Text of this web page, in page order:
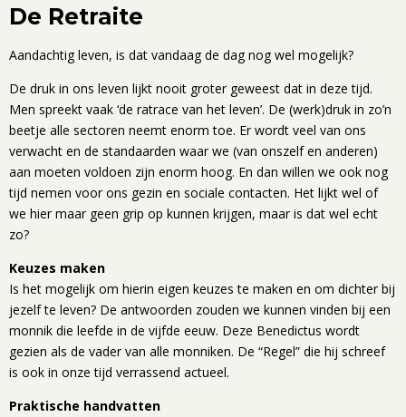
De Retraite
Aandachtig leven, is dat vandaag de dag nog wel mogelijk?
De druk in ons leven lijkt nooit groter geweest dat in deze tijd.
Men spreekt vaak ‘de ratrace van het leven’. De (werk)druk in zo’n
beetje alle sectoren neemt enorm toe. Er wordt veel van ons
verwacht en de standaarden waar we (van onszelf en anderen)
aan moeten voldoen zijn enorm hoog. En dan willen we ook nog
tijd nemen voor ons gezin en sociale contacten. Het lijkt wel of
we hier maar geen grip op kunnen krijgen, maar is dat wel echt
zo?
Keuzes maken
Is het mogelijk om hierin eigen keuzes te maken en om dichter bij
jezelf te leven? De antwoorden zouden we kunnen vinden bij een
monnik die leefde in de vijfde eeuw. Deze Benedictus wordt
gezien als de vader van alle monniken. De “Regel” die hij schreef
is ook in onze tijd verrassend actueel.
Praktische handvatten